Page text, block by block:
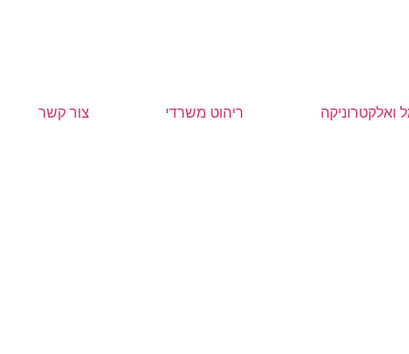
ואלקטרוניקה ריהוט משרדי צור קשר